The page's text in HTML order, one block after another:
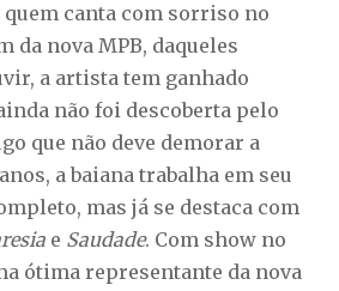
quem canta com sorriso no
da nova MPB, daqueles
a artista tem ganhado
não foi descoberta pelo
que não deve demorar a
a baiana trabalha em seu
mas já se destaca com
e Saudade. Com show no
ótima representante da nova